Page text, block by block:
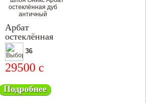
Арбат
остеклённая
36
29500 c
Подробнее